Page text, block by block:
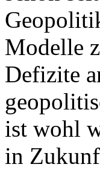
Modelle
Defizite
ist wohl
in